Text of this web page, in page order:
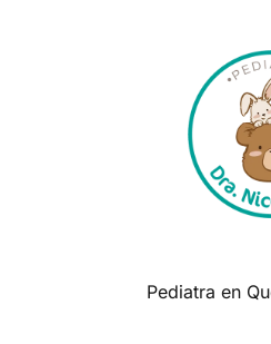
Pediatra en